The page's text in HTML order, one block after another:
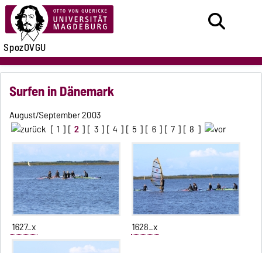
SpozOVGU
Surfen in Dänemark
August/September 2003
[ 1 ] [ 2 ] [ 3 ] [ 4 ] [ 5 ] [ 6 ] [ 7 ] [ 8 ]
1627_x 1628_x